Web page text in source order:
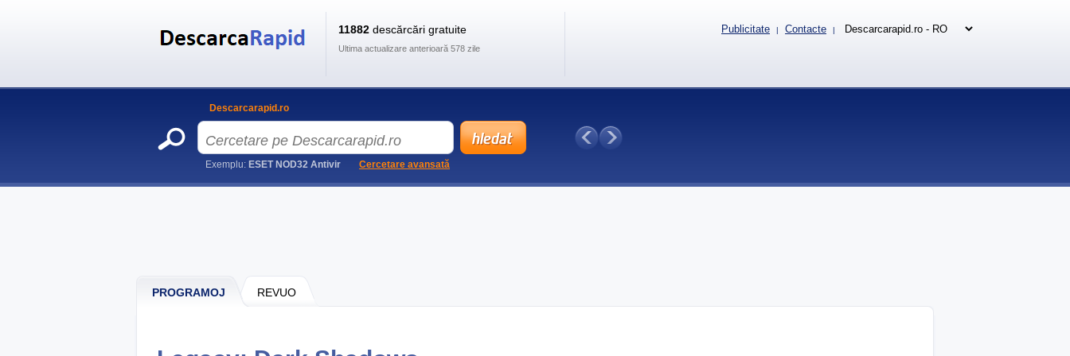
PROGRAMOJ REVUO
11882 descărcări gratuite
Ultima actualizare anterioară 578 zile
Publicitate | Contacte |
Descarcarapid.ro
Exemplu: ESET NOD32 Antivir Cercetare avansată